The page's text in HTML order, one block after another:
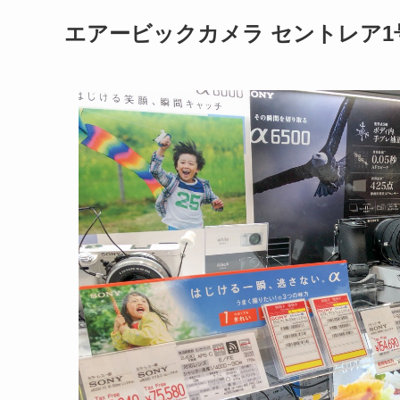
エアービックカメラ セントレア1